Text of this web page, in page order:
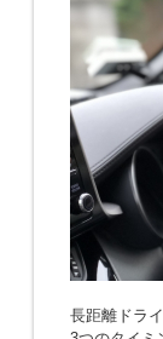
長距離ドラ